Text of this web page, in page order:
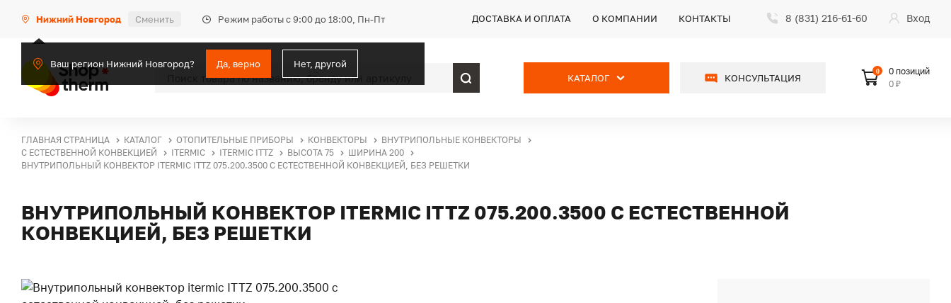
Нижний Новгород Сменить Режим работы с 9:00 до 18:00, Пн-Пт
Ваш регион Нижний Новгород? Да, верно Нет, другой
ДОСТАВКА И ОПЛАТА О КОМПАНИИ КОНТАКТЫ 8 (831) 216-61-60 Вход
КАТАЛОГ КОНСУЛЬТАЦИЯ
0
0 позиций
0 ₽
ГЛАВНАЯ СТРАНИЦА КАТАЛОГ ОТОПИТЕЛЬНЫЕ ПРИБОРЫ КОНВЕКТОРЫ
ВНУТРИПОЛЬНЫЕ КОНВЕКТОРЫ
С ЕСТЕСТВЕННОЙ КОНВЕКЦИЕЙ
ITERMIC ITERMIC ITTZ ВЫСОТА 75
ШИРИНА 200
ВНУТРИПОЛЬНЫЙ КОНВЕКТОР ITERMIC ITTZ 075.200.3500 С ЕСТЕСТВЕННОЙ КОНВЕКЦИЕЙ, БЕЗ РЕШЕТКИ
ВНУТРИПОЛЬНЫЙ КОНВЕКТОР ITERMIC ITTZ 075.200.3500 С ЕСТЕСТВЕННОЙ
КОНВЕКЦИЕЙ, БЕЗ РЕШЕТКИ